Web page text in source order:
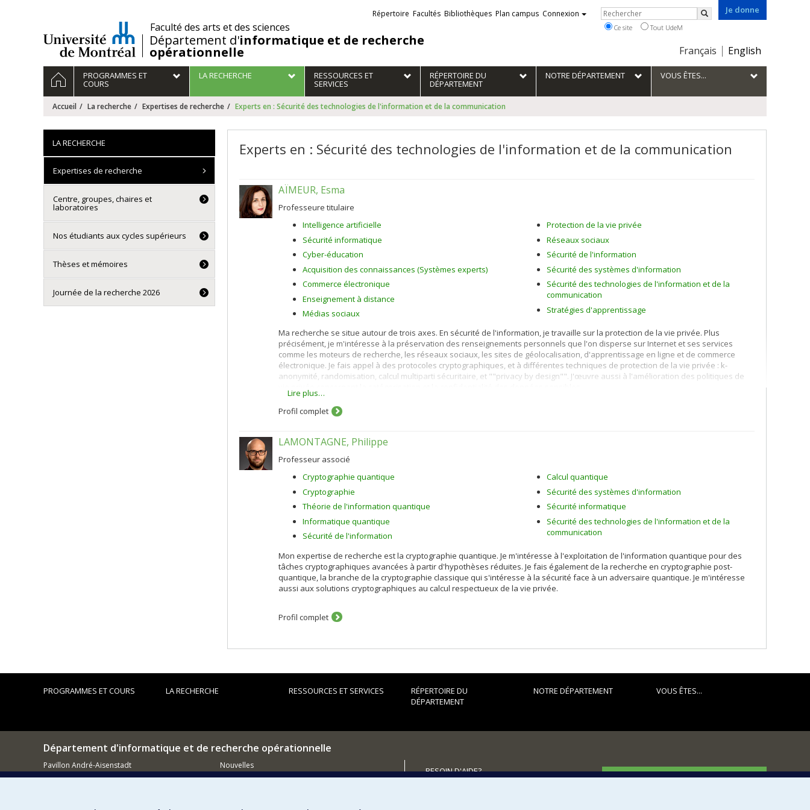
/Faculté des arts et des sciences
Département d'informatique et de recherche
opérationnelle
Je donne
Choix
la
langue
Français English
Liens
externes
Répertoire Facultés Bibliothèques Plan campus Connexion Rechercher
Rechercher
Ce site Tout UdeM
Navigation
principale
ACCUEILPROGRAMMES ET
COURS
LA RECHERCHE RESSOURCES ET
SERVICES
RÉPERTOIRE DU
DÉPARTEMENT
NOTRE DÉPARTEMENT VOUS ÊTES...
Accueil La recherche Expertises de recherche Experts en : Sécurité des technologies de l'information et de la communication
Experts en : Sécurité des technologies de l'information et de la communication
AÏMEUR, Esma
Professeure titulaire
Intelligence artificielle
Sécurité informatique
Cyber-éducation
Acquisition des connaissances (Systèmes experts)
Commerce électronique
Enseignement à distance
Médias sociaux
Protection de la vie privée
Réseaux sociaux
Sécurité de l'information
Sécurité des systèmes d'information
Sécurité des technologies de l'information et de la
communication
Stratégies d'apprentissage
Ma recherche se situe autour de trois axes. En sécurité de l'information, je travaille sur la protection de la vie privée. Plus
précisément, je m'intéresse à la préservation des renseignements personnels que l'on disperse sur Internet et ses services
comme les moteurs de recherche, les réseaux sociaux, les sites de géolocalisation, d'apprentissage en ligne et de commerce
électronique. Je fais appel à des protocoles cryptographiques, et à différentes techniques de protection de la vie privée : k-
anonymité, randomisation, calcul multiparti sécuritaire, et ""privacy by design"". J'œuvre aussi à l'amélioration des politiques de
En commerce électronique, je m'intéresse à la personnalisation (acquisition du profil du client) et à la recommandation de produits
et de services en utilisant des algorithmes de filtrage démographique, par contenu, collaboratif, et hybride.
aux méthodes d’évaluation et à la modélisation de l'apprenant. Pour ce faire, j'utilise des techniques d'intelligence artificielle dont
l'apprentissage machine et la fouille de données.
Lire plus…
Profil complet
LAMONTAGNE, Philippe
Professeur associé
Cryptographie quantique
Cryptographie
Théorie de l'information quantique
Informatique quantique
Sécurité de l'information
Calcul quantique
Sécurité des systèmes d'information
Sécurité informatique
Sécurité des technologies de l'information et de la
communication
Mon expertise de recherche est la cryptographie quantique. Je m'intéresse à l'exploitation de l'information quantique pour des
tâches cryptographiques avancées à partir d'hypothèses réduites. Je fais également de la recherche en cryptographie post-
quantique, la branche de la cryptographie classique qui s'intéresse à la sécurité face à un adversaire quantique. Je m'intéresse
aussi aux solutions cryptographiques au calcul respectueux de la vie privée.
Profil complet
LA RECHERCHE
Expertises de recherche
Centre, groupes, chaires et
laboratoires
Nos étudiants aux cycles supérieurs
Thèses et mémoires
Journée de la recherche 2026
PROGRAMMES ET COURS LA RECHERCHE RESSOURCES ET SERVICES
RÉPERTOIRE DU
DÉPARTEMENT
NOTRE DÉPARTEMENT VOUS ÊTES...
Département d'informatique et de recherche opérationnelle
Pavillon André-Aisenstadt
2920, chemin de la Tour
Nouvelles
BESOIN D'AIDE?
FACULTÉ DES ARTS ET DES SCIENCES